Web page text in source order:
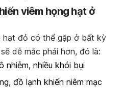
viêm họng hạt ở
hạt đỏ có thể gặp ở bất kỳ
dễ mắc phải hơn, đó là:
nhiễm, nhiều khói bụi
đồ lạnh khiến niêm mạc